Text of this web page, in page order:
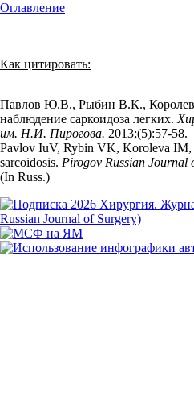
Оглавление
Как цитировать:
Павлов Ю.В., Рыбин В.К.,
наблюдение саркоидоза легких.
им. Н.И. Пирогова. 2013;(5):57‑58.
Pavlov IuV, Rybin VK, Koroleva IM,
sarcoidosis. Pirogov Russian Journal
(In Russ.)